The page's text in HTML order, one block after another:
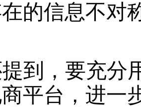
的信息不对
到，要充分
平台，进一